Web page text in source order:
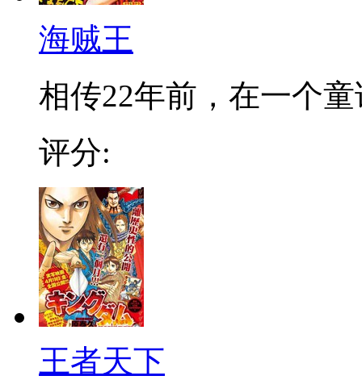
海贼王
相传22年前，在一个
评分:
王者天下